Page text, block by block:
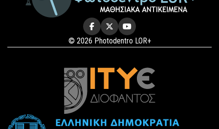
© 2026 Photodentro LOR+